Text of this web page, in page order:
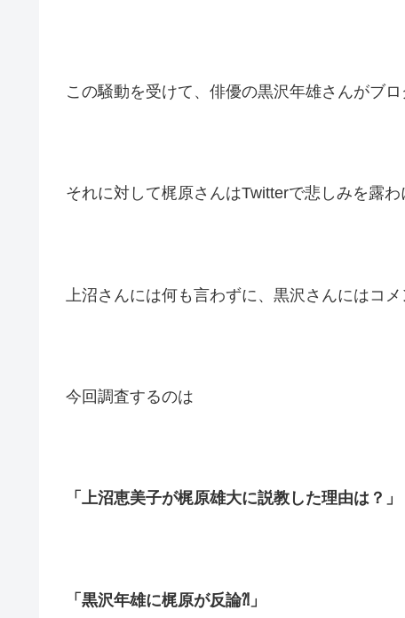
この騒動を受けて、俳優の黒沢年雄さんがブロ
それに対して梶原さんはTwitterで悲しみを露わ
上沼さんには何も言わずに、黒沢さんにはコ
今回調査するのは
「上沼恵美子が梶原雄大に説教した理由は？」
「黒沢年雄に梶原が反論⁈」